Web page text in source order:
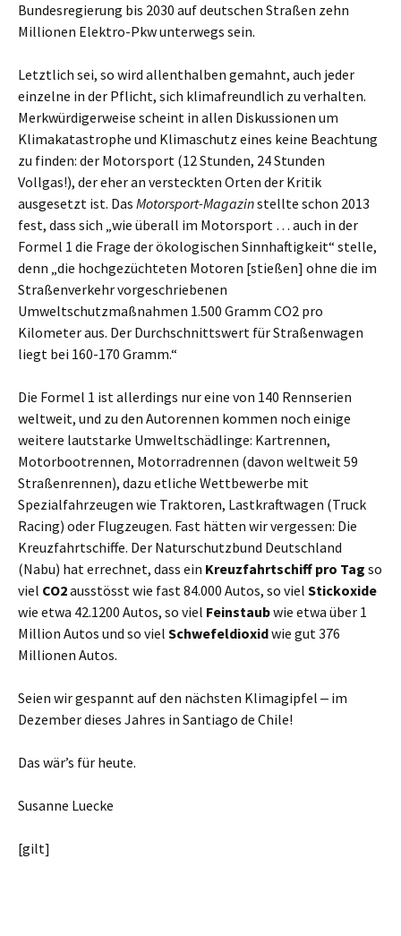
Bundesregierung bis 2030 auf deutschen Straßen zehn
Millionen Elektro-Pkw unterwegs sein.
Letztlich sei, so wird allenthalben gemahnt, auch jeder
einzelne in der Pflicht, sich klimafreundlich zu verhalten.
Merkwürdigerweise scheint in allen Diskussionen um
Klimakatastrophe und Klimaschutz eines keine Beachtung
zu finden: der Motorsport (12 Stunden, 24 Stunden
Vollgas!), der eher an versteckten Orten der Kritik
ausgesetzt ist. Das Motorsport-Magazinstellte schon 2013
fest, dass sich „wie überall im Motorsport … auch in der
Formel 1 die Frage der ökologischen Sinnhaftigkeit“ stelle,
denn „die hochgezüchteten Motoren [stießen] ohne die im
Straßenverkehr vorgeschriebenen
Umweltschutzmaßnahmen 1.500 Gramm CO2 pro
Kilometer aus. Der Durchschnittswert für Straßenwagen
liegt bei 160-170 Gramm.“
Die Formel 1 ist allerdings nur eine von 140 Rennserien
weltweit, und zu den Autorennen kommen noch einige
weitere lautstarke Umweltschädlinge: Kartrennen,
Motorbootrennen, Motorradrennen (davon weltweit 59
Straßenrennen), dazu etliche Wettbewerbe mit
Spezialfahrzeugen wie Traktoren, Lastkraftwagen (Truck
Racing) oder Flugzeugen. Fast hätten wir vergessen: Die
Kreuzfahrtschiffe. Der Naturschutzbund Deutschland
(Nabu) hat errechnet, dass ein Kreuzfahrtschiff pro Tag so
viel CO2ausstösst wie fast 84.000 Autos, so viel Stickoxide
wie etwa 42.1200 Autos, so viel Feinstaubwie etwa über 1
Million Autos und so viel Schwefeldioxidwie gut 376
Millionen Autos.
Seien wir gespannt auf den nächsten Klimagipfel ‒ im
Dezember dieses Jahres in Santiago de Chile!
Das wär’s für heute.
Susanne Luecke
[gilt]